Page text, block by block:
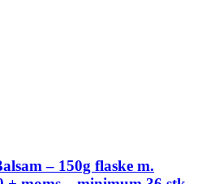
– 150g flaske m.